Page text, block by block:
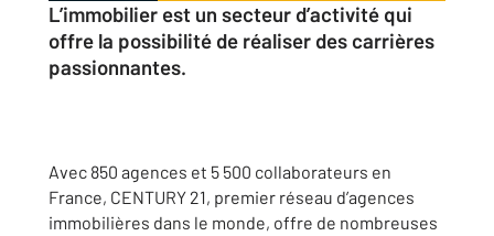
L’immobilier est un secteur d’activité qui
offre la possibilité de réaliser des carrières
passionnantes.
Avec 850 agences et 5 500 collaborateurs en
France, CENTURY 21, premier réseau d’agences
immobilières dans le monde, offre de nombreuses